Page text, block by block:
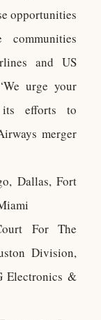
opportunities
and US
urge your
its efforts to
merger
Dallas, Fort
For The
Division,
Electronics &